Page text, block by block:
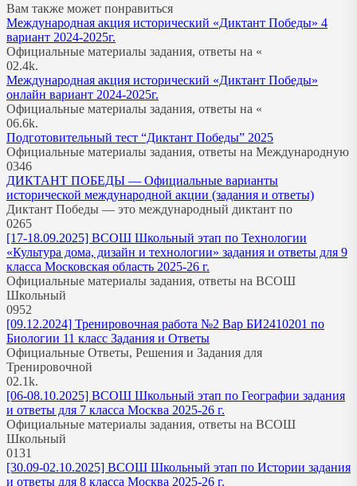
Вам также может понравиться
Международная акция исторический «Диктант Победы» 4
вариант 2024-2025г.
Официальные материалы задания, ответы на «
02.4k.
Международная акция исторический «Диктант Победы»
онлайн вариант 2024-2025г.
Официальные материалы задания, ответы на «
06.6k.
Подготовительный тест “Диктант Победы” 2025
Официальные материалы задания, ответы на Международную
0346
ДИКТАНТ ПОБЕДЫ — Официальные варианты
исторической международной акции (задания и ответы)
Диктант Победы — это международный диктант по
0265
[17-18.09.2025] ВСОШ Школьный этап по Технологии
«Культура дома, дизайн и технологии» задания и ответы для 9
класса Московская область 2025-26 г.
Официальные материалы задания, ответы на ВСОШ
Школьный
0952
[09.12.2024] Тренировочная работа №2 Вар БИ2410201 по
Биологии 11 класс Задания и Ответы
Официальные Ответы, Решения и Задания для
Тренировочной
02.1k.
[06-08.10.2025] ВСОШ Школьный этап по Географии задания
и ответы для 7 класса Москва 2025-26 г.
Официальные материалы задания, ответы на ВСОШ
Школьный
0131
[30.09-02.10.2025] ВСОШ Школьный этап по Истории задания
и ответы для 8 класса Москва 2025-26 г.